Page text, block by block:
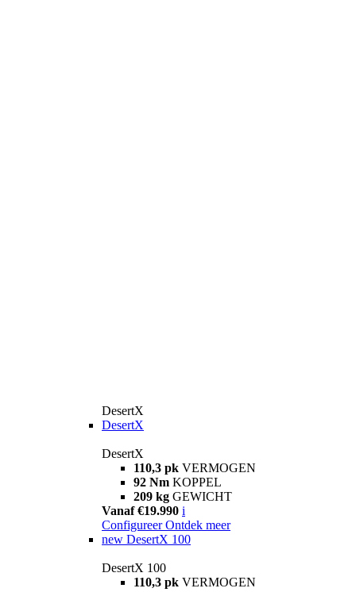
DesertX
DesertX
DesertX
110,3 pk VERMOGEN
92 Nm KOPPEL
209 kg GEWICHT
Vanaf €19.990 i
Configureer Ontdek meer
new DesertX 100
DesertX 100
110,3 pk VERMOGEN